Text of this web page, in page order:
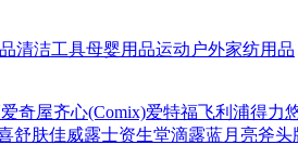
清洁工具母婴用品运动户外家纺用品
爱奇屋齐心(Comix)爱特福飞利浦得力
舒肤佳威露士资生堂滴露蓝月亮斧头